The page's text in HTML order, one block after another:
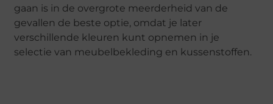
gaan is in de overgrote meerderheid van de
gevallen de beste optie, omdat je later
verschillende kleuren kunt opnemen in je
selectie van meubelbekleding en kussenstoffen.